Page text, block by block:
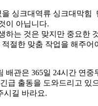
싱크대역류 싱크대막힘
이 아닙니다.
하는 것은 맞지만 중요한
절한 맞춤 작업을 해주어
배관은 365일 24시간 연중
급 출동을 도와드리고 있
시길 바라요.